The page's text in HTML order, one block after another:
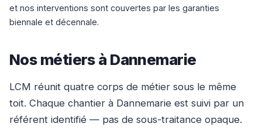
et nos interventions sont couvertes par les garanties
biennale et décennale.
Nos métiers à Dannemarie
LCM réunit quatre corps de métier sous le même
toit. Chaque chantier à Dannemarie est suivi par un
référent identifié — pas de sous-traitance opaque.